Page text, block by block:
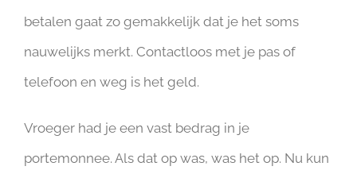
betalen gaat zo gemakkelijk dat je het soms
nauwelijks merkt. Contactloos met je pas of
telefoon en weg is het geld.
Vroeger had je een vast bedrag in je
portemonnee. Als dat op was, was het op. Nu kun